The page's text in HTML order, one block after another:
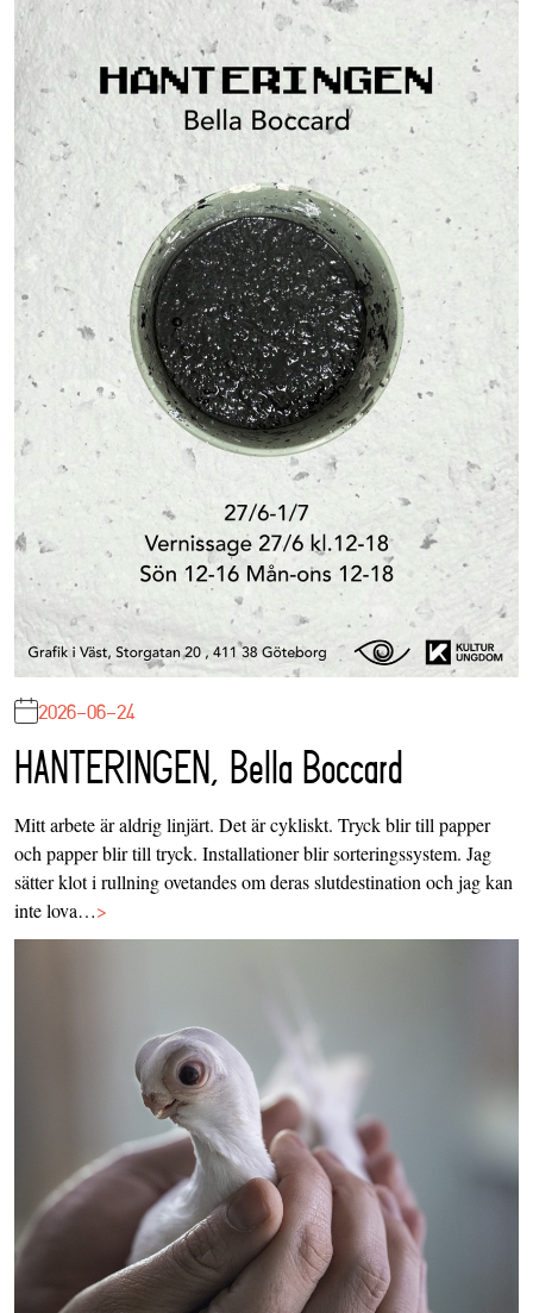
2026-06-24
HANTERINGEN, Bella Boccard
Mitt arbete är aldrig linjärt. Det är cykliskt. Tryck blir till papper
och papper blir till tryck. Installationer blir sorteringssystem. Jag
sätter klot i rullning ovetandes om deras slutdestination och jag kan
inte lova…>